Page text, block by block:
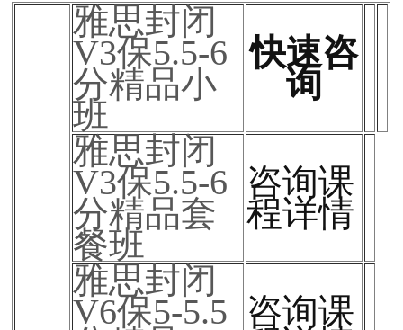
雅思封闭
V3保5.5-6
分精品小
班
快速咨
询
雅思封闭
V3保5.5-6
分精品套
餐班
咨询课
程详情
雅思封闭
V6保5-5.5 咨询课